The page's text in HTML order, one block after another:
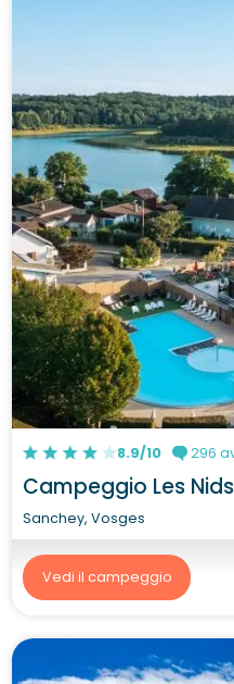
8.9/10 296
Campeggio Les
Sanchey, Vosges
Vedi il campeggio